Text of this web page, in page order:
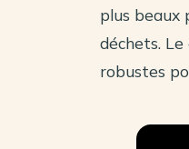
plus beaux
déchets.
robustes